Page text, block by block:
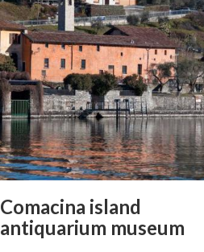
Comacina island
antiquarium museum